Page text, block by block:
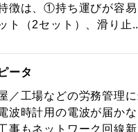
徴は、①持ち運びが容
ト（2セット）、滑り止
ータ
／工場などの労務管理
波時計用の電波が届か
事もネットワーク回線新